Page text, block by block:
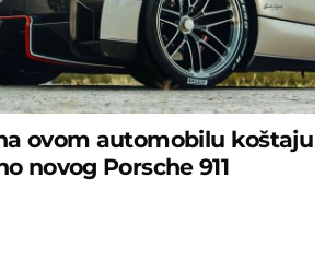
ovom automobilu koštaju
novog Porsche 911